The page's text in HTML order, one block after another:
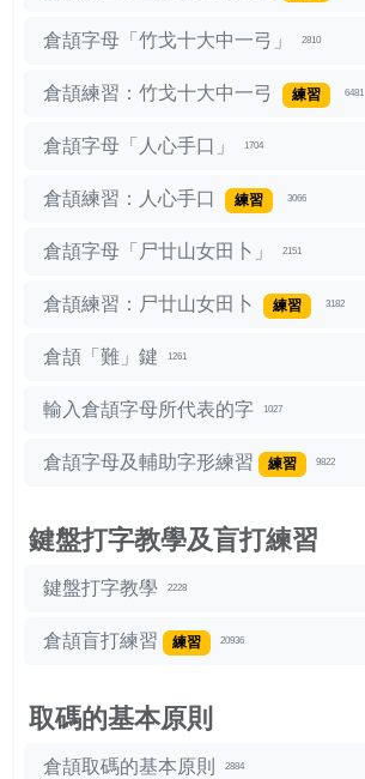
倉頡字母「竹戈十大中一弓」 2810
倉頡練習：竹戈十大中一弓 練習 6481
倉頡字母「人心手口」 1704
倉頡練習：人心手口 練習 3066
倉頡字母「尸廿山女田卜」 2151
倉頡練習：尸廿山女田卜 練習 3182
倉頡「難」鍵 1261
輸入倉頡字母所代表的字 1027
倉頡字母及輔助字形練習 練習 9822
鍵盤打字教學及盲打練習
鍵盤打字教學 2228
倉頡盲打練習 練習 20936
取碼的基本原則
倉頡取碼的基本原則 2884